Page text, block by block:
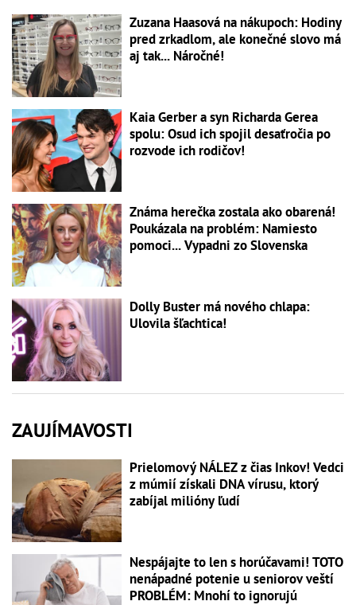
Zuzana Haasová na nákupoch: Hodiny
pred zrkadlom, ale konečné slovo má
aj tak... Náročné!
Kaia Gerber a syn Richarda Gerea
spolu: Osud ich spojil desaťročia po
rozvode ich rodičov!
Známa herečka zostala ako obarená!
Poukázala na problém: Namiesto
pomoci... Vypadni zo Slovenska
Dolly Buster má nového chlapa:
Ulovila šľachtica!
ZAUJÍMAVOSTI
Prielomový NÁLEZ z čias Inkov! Vedci
z múmií získali DNA vírusu, ktorý
zabíjal milióny ľudí
Nespájajte to len s horúčavami! TOTO
nenápadné potenie u seniorov veští
PROBLÉM: Mnohí to ignorujú